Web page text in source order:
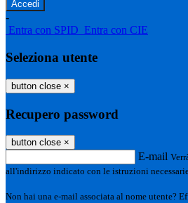
-
Entra con SPID Entra con CIE
Seleziona utente
button close ×
Recupero password
button close ×
E-mail
all'indirizzo indicato con le istruzioni
Non hai una e-mail associata al nome utente?